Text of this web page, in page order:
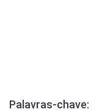
Palavras-chave: